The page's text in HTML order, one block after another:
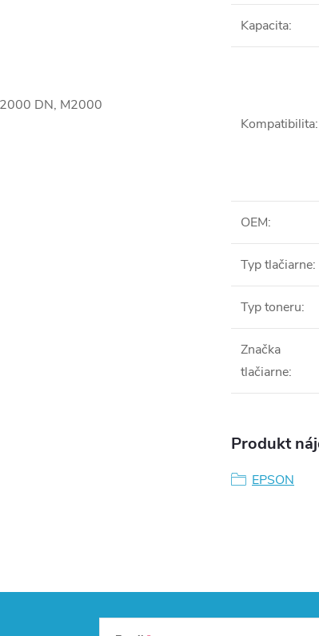
DN, M2000
Kapacita:
Kompatibilita:
OEM:
Typ tlačiarne:
Typ toneru:
Značka
tlačiarne:
Produkt
EPSON